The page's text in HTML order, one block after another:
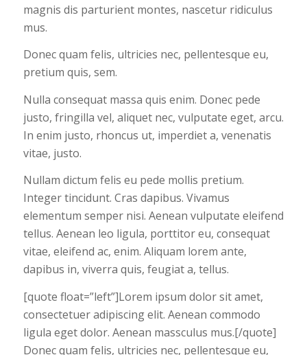
magnis dis parturient montes, nascetur ridiculus
mus.
Donec quam felis, ultricies nec, pellentesque eu,
pretium quis, sem.
Nulla consequat massa quis enim. Donec pede
justo, fringilla vel, aliquet nec, vulputate eget, arcu.
In enim justo, rhoncus ut, imperdiet a, venenatis
vitae, justo.
Nullam dictum felis eu pede mollis pretium.
Integer tincidunt. Cras dapibus. Vivamus
elementum semper nisi. Aenean vulputate eleifend
tellus. Aenean leo ligula, porttitor eu, consequat
vitae, eleifend ac, enim. Aliquam lorem ante,
dapibus in, viverra quis, feugiat a, tellus.
[quote float=”left”]Lorem ipsum dolor sit amet,
consectetuer adipiscing elit. Aenean commodo
ligula eget dolor. Aenean massculus mus.[/quote]
Donec quam felis, ultricies nec, pellentesque eu,